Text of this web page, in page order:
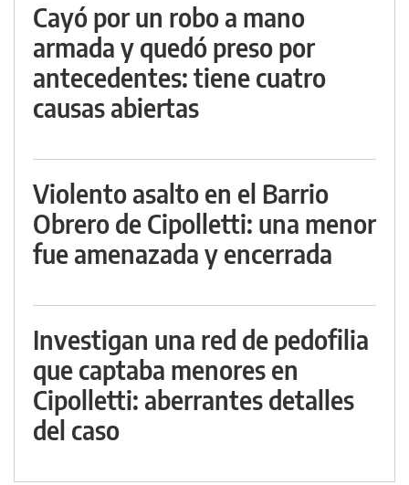
Cayó por un robo a mano
armada y quedó preso por
antecedentes: tiene cuatro
causas abiertas
Violento asalto en el Barrio
Obrero de Cipolletti: una menor
fue amenazada y encerrada
Investigan una red de pedofilia
que captaba menores en
Cipolletti: aberrantes detalles
del caso